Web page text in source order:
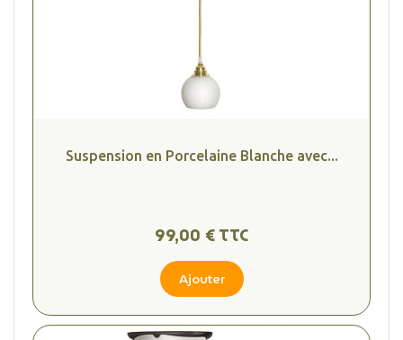
Suspension en Porcelaine Blanche avec...
99,00 € TTC
Ajouter